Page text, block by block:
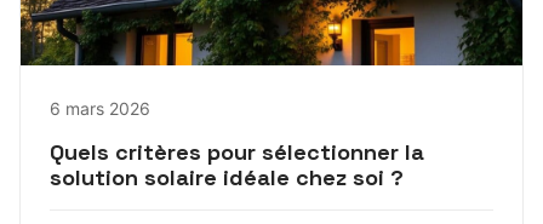
6 mars 2026
Quels critères pour sélectionner la
solution solaire idéale chez soi ?